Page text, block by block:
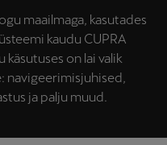
maailmaga, kasutades
kaudu CUPRA
käsutuses on lai valik
navigeerimisjuhised,
ja palju muud.